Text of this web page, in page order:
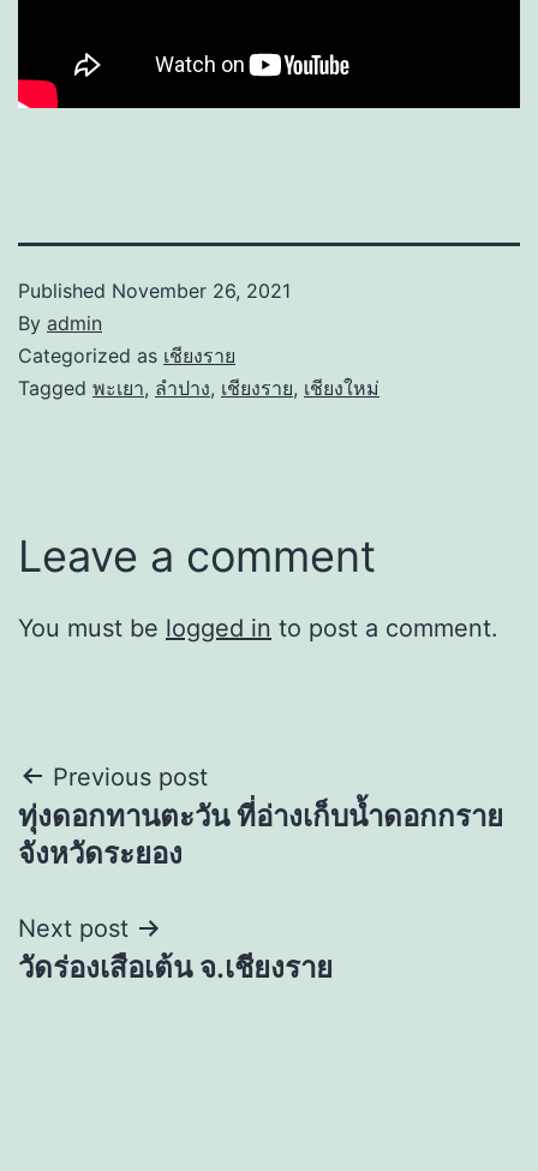
Published November 26, 2021
By admin
Categorized as เชียงราย
Tagged พะเยา, ลำปาง, เชียงราย, เชียงใหม่
Leave a comment
You must be logged in to post a comment.
Post
navigation
Previous post
ทุ่งดอกทานตะวัน ที่อ่างเก็บน้ำดอกกราย
จังหวัดระยอง
Next post
วัดร่องเสือเต้น จ.เชียงราย